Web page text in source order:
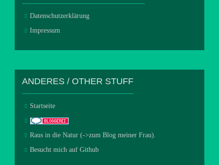
Datenschutzerklärung
Impressum
ANDERES / OTHER STUFF
Startseite
Raus in die Natur (->zum Blog meiner Frau).
Besucht mich auf Github